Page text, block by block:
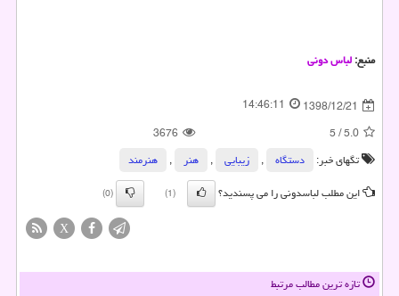
منبع:لباس دونی
1398/12/21
14:46:11
5.0
/
5
3676
تگهای خبر:
دستگاه , زیبایی , هنر ,
هنرمند
این مطلب لباسدونی را می پسندید؟
(1)
(0)
X
تازه ترین مطالب مرتبط